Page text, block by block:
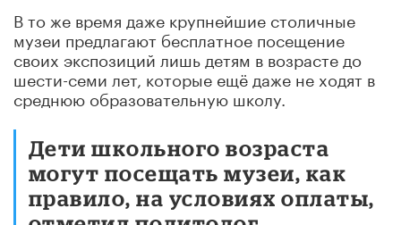
В то же время даже крупнейшие столичные
музеи предлагают бесплатное посещение
своих экспозиций лишь детям в возрасте до
шести-семи лет, которые ещё даже не ходят в
среднюю образовательную школу.
Дети школьного возраста
могут посещать музеи, как
правило, на условиях оплаты,